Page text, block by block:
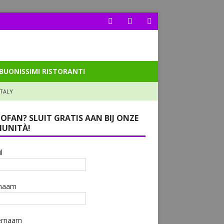
BUONISSIMI RISTORANTI
SLUIT GRATIS AAN BIJ ONZE